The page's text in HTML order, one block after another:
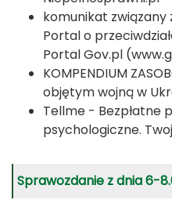
komunikat związany
Portal o
Portal Gov.pl
KOMPENDIUM
objętym wojną w
Tellme - Bezpłatne
psychologiczne.
Sprawozdanie z dnia 6-